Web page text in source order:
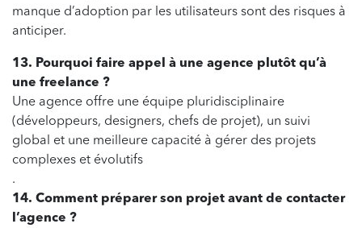
manque d’adoption par les utilisateurs sont des risques à
anticiper.
13. Pourquoi faire appel à une agence plutôt qu’à
une freelance ?
Une agence offre une équipe pluridisciplinaire
(développeurs, designers, chefs de projet), un suivi
global et une meilleure capacité à gérer des projets
complexes et évolutifs
.
14. Comment préparer son projet avant de contacter
l’agence ?